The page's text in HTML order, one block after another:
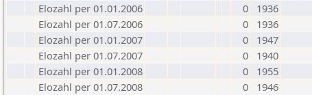
Elozahl per 01.01.2006
0
1936
Elozahl per 01.07.2006
0
1936
Elozahl per 01.01.2007
0
1947
Elozahl per 01.07.2007
0
1940
Elozahl per 01.01.2008
0
1955
Elozahl per 01.07.2008
0
1946